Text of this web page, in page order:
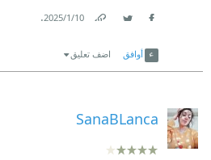
10‏/1‏/2025
.
أوافق اضف تعليق
SanaBLanca